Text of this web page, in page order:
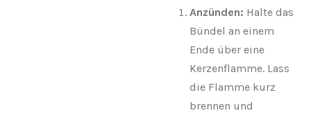
Anzünden: Halte das
Bündel an einem
Ende über eine
Kerzenflamme. Lass
die Flamme kurz
brennen und